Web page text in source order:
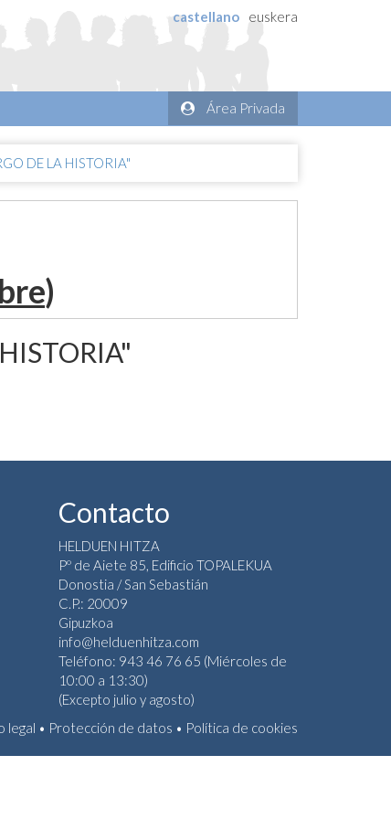
castellano euskera
Área Privada
DE LA HISTORIA"
)
Contacto
HELDUEN HITZA
Pº de Aiete 85, Edificio TOPALEKUA
Donostia / San Sebastián
C.P.: 20009
Gipuzkoa
info@helduenhitza.com
Teléfono: 943 46 76 65 (Miércoles de
10:00 a 13:30)
(Excepto julio y agosto)
legal • Protección de datos • Política de cookies